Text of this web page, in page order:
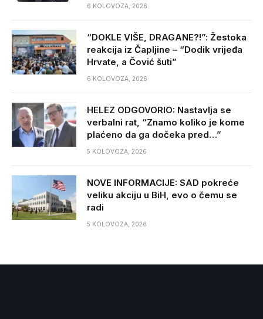
6 KOLOVOZA, 2026
“DOKLE VIŠE, DRAGANE?!”: Žestoka
reakcija iz Čapljine – “Dodik vrijeđa
Hrvate, a Čović šuti”
6 KOLOVOZA, 2026
HELEZ ODGOVORIO: Nastavlja se
verbalni rat, “Znamo koliko je kome
plaćeno da ga dočeka pred…”
5 KOLOVOZA, 2026
NOVE INFORMACIJE: SAD pokreće
veliku akciju u BiH, evo o čemu se
radi
5 KOLOVOZA, 2026